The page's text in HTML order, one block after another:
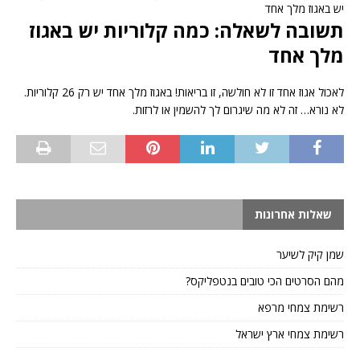
יש באגוז מלך אחד
תשובה לשאלה: כמה קלוריות יש באגוז
מלך אחד
לאכול אגוז אחד זו לא חולשה, זו בריאות! באגוז מלך אחד יש רק 26 קלוריות.
לא נורא… זה לא מה שיגרום לך להשמין או לרזות.
שאלות אחרונות
שמן קיק לשיער
מהם הסרטים הכי טובים בנטפליקס?
רשימת צמחי מרפא
רשימת צמחי ארץ ישראל